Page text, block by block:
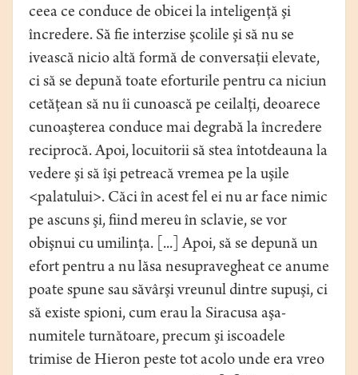
ceea ce conduce de obicei la inteligenţă şi
încredere. Să fie interzise şcolile şi să nu se
ivească nicio altă formă de conversaţii elevate,
ci să se depună toate eforturile pentru ca niciun
cetăţean să nu îi cunoască pe ceilalţi, deoarece
cunoaşterea conduce mai degrabă la încredere
reciprocă. Apoi, locuitorii să stea întotdeauna la
vedere şi să îşi petreacă vremea pe la uşile
<palatului>. Căci în acest fel ei nu ar face nimic
pe ascuns şi, fiind mereu în sclavie, se vor
obişnui cu umilinţa. [...] Apoi, să se depună un
efort pentru a nu lăsa nesupravegheat ce anume
poate spune sau săvârşi vreunul dintre supuşi, ci
să existe spioni, cum erau la Siracusa aşa-
numitele turnătoare, precum şi iscoadele
trimise de Hieron peste tot acolo unde era vreo